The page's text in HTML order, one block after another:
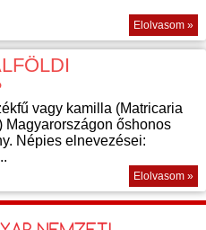
Elolvasom »
vagy kamilla (Matricaria
Magyarországon őshonos
Népies elnevezései:
Elolvasom »